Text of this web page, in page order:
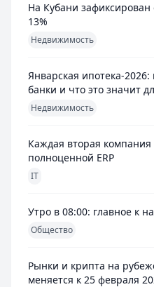
На Кубани
13%
Недвижимость
Январская ипотека-
банки и что это значит
Недвижимость
Каждая вторая компания
полноценной ERP
IT
Утро в 08:00: главное к
Общество
Рынки и крипта на
меняется к 25 февраля